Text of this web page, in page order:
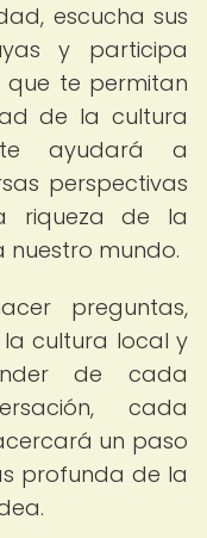
escucha sus
y participa
te permitan
de la cultura
te ayudará a
perspectivas
riqueza de la
mundo.
preguntas,
cultura local y
de cada
cada
un paso
profunda de la